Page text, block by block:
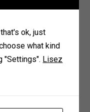
44570 Trignac,
ok, just
what kind
"Settings". Lisez